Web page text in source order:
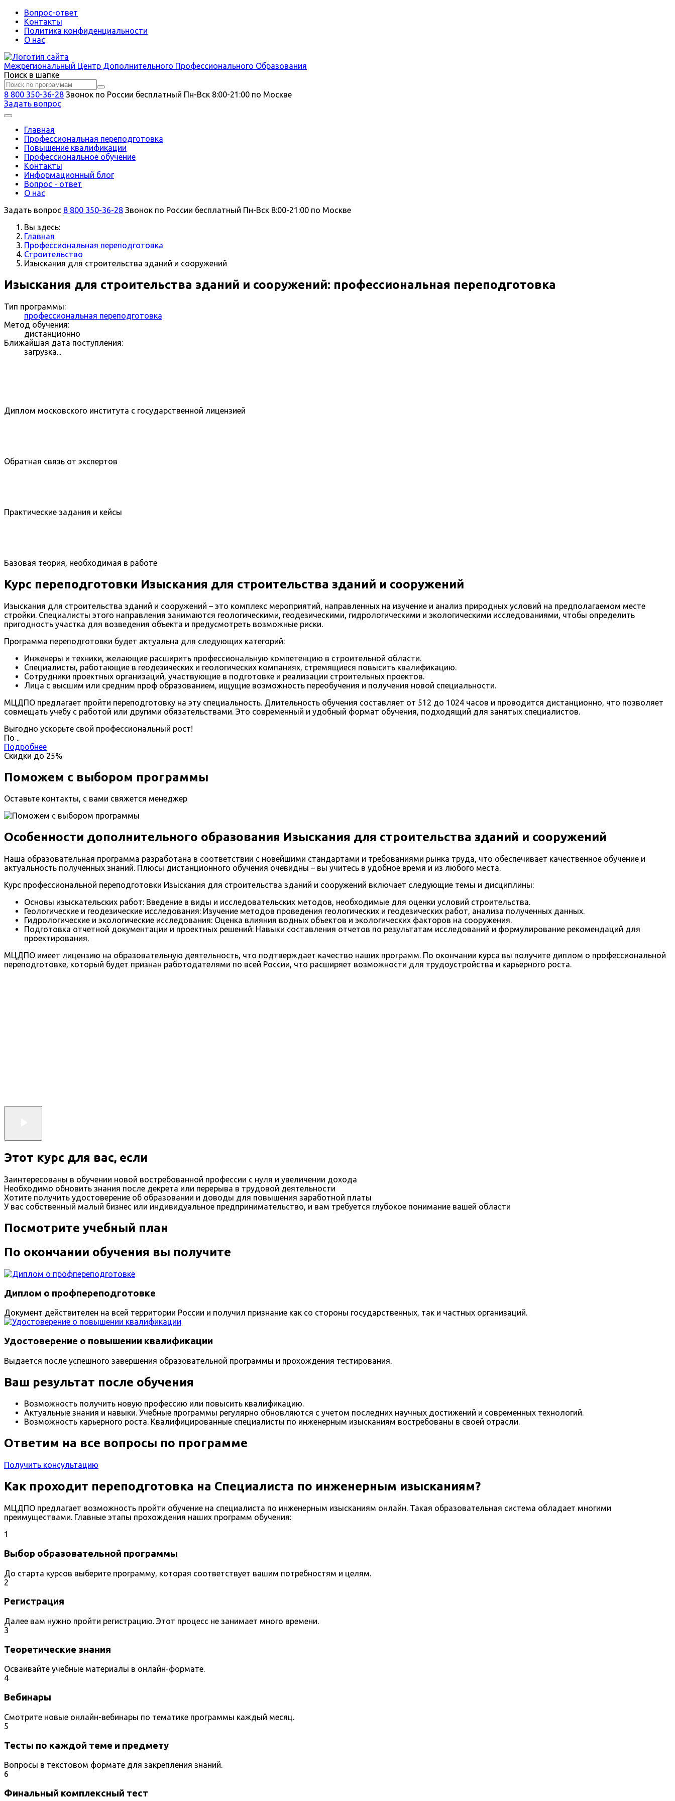
Вопрос-ответ
Контакты
Политика конфиденциальности
О нас
Межрегиональный Центр Дополнительного Профессионального Образования
Поиск в шапке
8 800 350-36-28 Звонок по России бесплатный Пн-Вск 8:00-21:00 по Москве
Задать вопрос
Главная
Профессиональная переподготовка
Повышение квалификации
Профессиональное обучение
Контакты
Информационный блог
Вопрос - ответ
О нас
Задать вопрос 8 800 350-36-28 Звонок по России бесплатный Пн-Вск 8:00-21:00 по Москве
Вы здесь:
Главная
Профессиональная переподготовка
Строительство
Изыскания для строительства зданий и сооружений
Изыскания для строительства зданий и сооружений: профессиональная переподготовка
Тип программы:
профессиональная переподготовка
Метод обучения:
дистанционно
Ближайшая дата поступления:
загрузка...
Диплом московского института с государственной лицензией
Обратная связь от экспертов
Практические задания и кейсы
Базовая теория, необходимая в работе
Курс переподготовки Изыскания для строительства зданий и сооружений
Изыскания для строительства зданий и сооружений – это комплекс мероприятий, направленных на изучение и анализ природных условий на предполагаемом месте
стройки. Специалисты этого направления занимаются геологическими, геодезическими, гидрологическими и экологическими исследованиями, чтобы определить
пригодность участка для возведения объекта и предусмотреть возможные риски.
Программа переподготовки будет актуальна для следующих категорий:
Инженеры и техники, желающие расширить профессиональную компетенцию в строительной области.
Специалисты, работающие в геодезических и геологических компаниях, стремящиеся повысить квалификацию.
Сотрудники проектных организаций, участвующие в подготовке и реализации строительных проектов.
Лица с высшим или средним проф образованием, ищущие возможность переобучения и получения новой специальности.
МЦДПО предлагает пройти переподготовку на эту специальность. Длительность обучения составляет от 512 до 1024 часов и проводится дистанционно, что позволяет
совмещать учебу с работой или другими обязательствами. Это современный и удобный формат обучения, подходящий для занятых специалистов.
Выгодно ускорьте свой профессиональный рост!
По ..
Подробнее
Скидки до 25%
Поможем с выбором программы
Оставьте контакты, с вами свяжется менеджер
Особенности дополнительного образования Изыскания для строительства зданий и сооружений
Наша образовательная программа разработана в соответствии с новейшими стандартами и требованиями рынка труда, что обеспечивает качественное обучение и
актуальность полученных знаний. Плюсы дистанционного обучения очевидны – вы учитесь в удобное время и из любого места.
Курс профессиональной переподготовки Изыскания для строительства зданий и сооружений включает следующие темы и дисциплины:
Основы изыскательских работ: Введение в виды и исследовательских методов, необходимые для оценки условий строительства.
Геологические и геодезические исследования: Изучение методов проведения геологических и геодезических работ, анализа полученных данных.
Гидрологические и экологические исследования: Оценка влияния водных объектов и экологических факторов на сооружения.
Подготовка отчетной документации и проектных решений: Навыки составления отчетов по результатам исследований и формулирование рекомендаций для
проектирования.
МЦДПО имеет лицензию на образовательную деятельность, что подтверждает качество наших программ. По окончании курса вы получите диплом о профессиональной
переподготовке, который будет признан работодателями по всей России, что расширяет возможности для трудоустройства и карьерного роста.
Этот курс для вас, если
Заинтересованы в обучении новой востребованной профессии с нуля и увеличении дохода
Необходимо обновить знания после декрета или перерыва в трудовой деятельности
Хотите получить удостоверение об образовании и доводы для повышения заработной платы
У вас собственный малый бизнес или индивидуальное предпринимательство, и вам требуется глубокое понимание вашей области
Посмотрите учебный план
По окончании обучения вы получите
Диплом о профпереподготовке
Документ действителен на всей территории России и получил признание как со стороны государственных, так и частных организаций.
Удостоверение о повышении квалификации
Выдается после успешного завершения образовательной программы и прохождения тестирования.
Ваш результат после обучения
Возможность получить новую профессию или повысить квалификацию.
Актуальные знания и навыки. Учебные программы регулярно обновляются с учетом последних научных достижений и современных технологий.
Возможность карьерного роста. Квалифицированные специалисты по инженерным изысканиям востребованы в своей отрасли.
Ответим на все вопросы по программе
Получить консультацию
Как проходит переподготовка на Специалиста по инженерным изысканиям?
МЦДПО предлагает возможность пройти обучение на специалиста по инженерным изысканиям онлайн. Такая образовательная система обладает многими
преимуществами. Главные этапы прохождения наших программ обучения:
1
Выбор образовательной программы
До старта курсов выберите программу, которая соответствует вашим потребностям и целям.
2
Регистрация
Далее вам нужно пройти регистрацию. Этот процесс не занимает много времени.
3
Теоретические знания
Осваивайте учебные материалы в онлайн-формате.
4
Вебинары
Смотрите новые онлайн-вебинары по тематике программы каждый месяц.
5
Тесты по каждой теме и предмету
Вопросы в текстовом формате для закрепления знаний.
6
Финальный комплексный тест